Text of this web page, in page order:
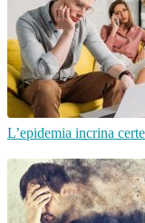
L’epidemia incrina